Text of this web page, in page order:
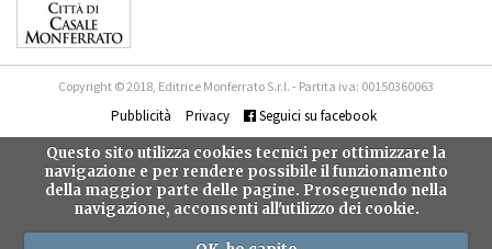
Copyright © 2018, Editrice Monferrato S.r.l. - Partita iva: 00150360063
Pubblicità Privacy Seguici su facebook
Questo sito utilizza cookies tecnici per ottimizzare la
navigazione e per rendere possibile il funzionamento
della maggior parte delle pagine. Proseguendo nella
navigazione, acconsenti all'utilizzo dei cookie.